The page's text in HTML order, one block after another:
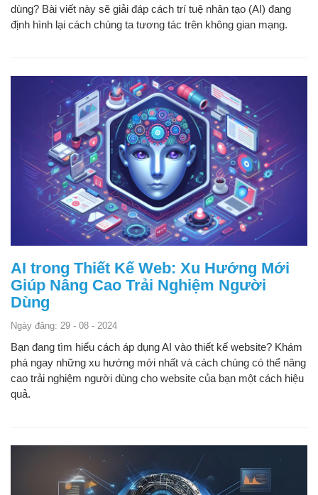
dùng? Bài viết này sẽ giải đáp cách trí tuệ nhân tạo (AI) đang
định hình lại cách chúng ta tương tác trên không gian mạng.
AI trong Thiết Kế Web: Xu Hướng Mới
Giúp Nâng Cao Trải Nghiệm Người
Dùng
Ngày đăng: 29 - 08 - 2024
Bạn đang tìm hiểu cách áp dụng AI vào thiết kế website? Khám
phá ngay những xu hướng mới nhất và cách chúng có thể nâng
cao trải nghiệm người dùng cho website của bạn một cách hiệu
quả.